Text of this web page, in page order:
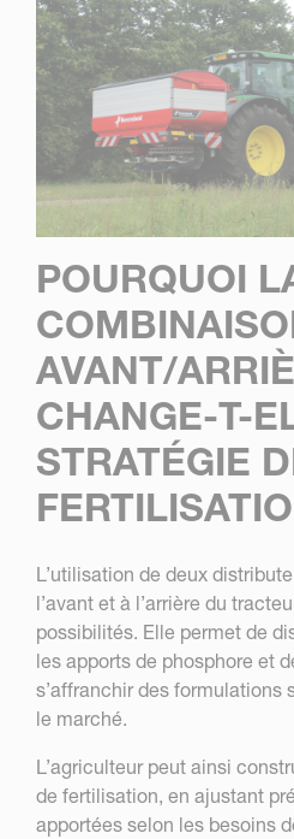
POURQUOI
AVANT/
CHANGE-T-
STRATÉGIE
L’utilisation de deux
l’avant et à l’arrière du
possibilités. Elle permet de
les apports de phosphore et
s’affranchir des formulations
le marché.
L’agriculteur peut ainsi
de fertilisation, en ajustant
apportées selon les besoins